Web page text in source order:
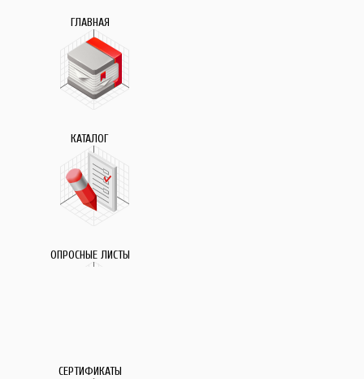
ГЛАВНАЯ
КАТАЛОГ
ОПРОСНЫЕ ЛИСТЫ
СЕРТИФИКАТЫ